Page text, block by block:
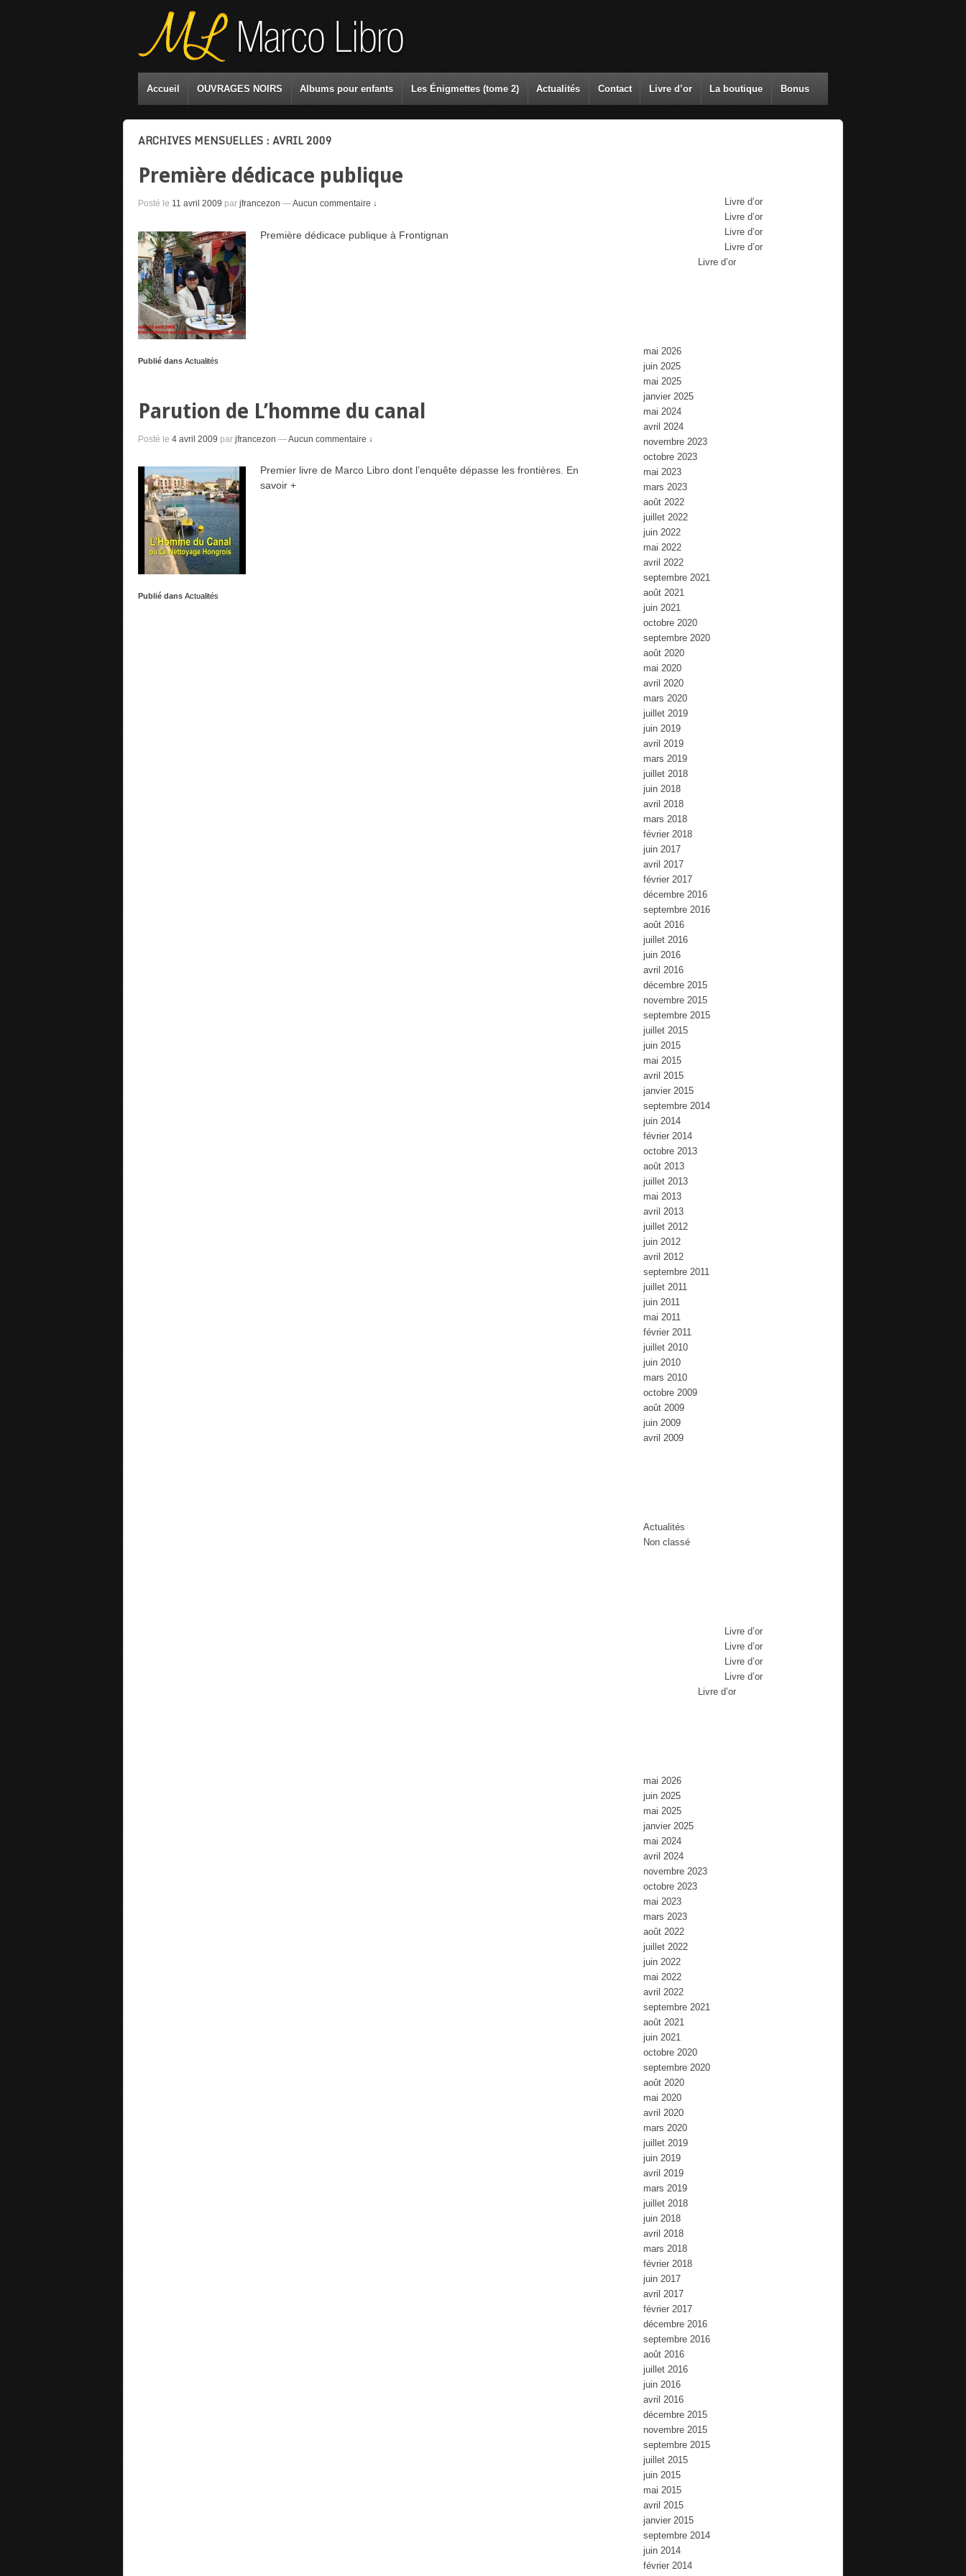
Accueil OUVRAGES NOIRS Albums pour enfants Les Énigmettes (tome 2) Actualités Contact Livre d’or La boutique Bonus
ARCHIVES MENSUELLES : AVRIL 2009
Première dédicace publique
Posté le 11 avril 2009 par jfrancezon —Aucun commentaire ↓
Première dédicace publique à Frontignan
Publié dans Actualités
Parution de L’homme du canal
Posté le 4 avril 2009 par jfrancezon —Aucun commentaire ↓
Premier livre de Marco Libro dont l’enquête dépasse les frontières. En
savoir +
Publié dans Actualités
Livre d’or
Livre d’or
Livre d’or
Livre d’or
Livre d’or
mai 2026
juin 2025
mai 2025
janvier 2025
mai 2024
avril 2024
novembre 2023
octobre 2023
mai 2023
mars 2023
août 2022
juillet 2022
juin 2022
mai 2022
avril 2022
septembre 2021
août 2021
juin 2021
octobre 2020
septembre 2020
août 2020
mai 2020
avril 2020
mars 2020
juillet 2019
juin 2019
avril 2019
mars 2019
juillet 2018
juin 2018
avril 2018
mars 2018
février 2018
juin 2017
avril 2017
février 2017
décembre 2016
septembre 2016
août 2016
juillet 2016
juin 2016
avril 2016
décembre 2015
novembre 2015
septembre 2015
juillet 2015
juin 2015
mai 2015
avril 2015
janvier 2015
septembre 2014
juin 2014
février 2014
octobre 2013
août 2013
juillet 2013
mai 2013
avril 2013
juillet 2012
juin 2012
avril 2012
septembre 2011
juillet 2011
juin 2011
mai 2011
février 2011
juillet 2010
juin 2010
mars 2010
octobre 2009
août 2009
juin 2009
avril 2009
Actualités
Non classé
Livre d’or
Livre d’or
Livre d’or
Livre d’or
Livre d’or
mai 2026
juin 2025
mai 2025
janvier 2025
mai 2024
avril 2024
novembre 2023
octobre 2023
mai 2023
mars 2023
août 2022
juillet 2022
juin 2022
mai 2022
avril 2022
septembre 2021
août 2021
juin 2021
octobre 2020
septembre 2020
août 2020
mai 2020
avril 2020
mars 2020
juillet 2019
juin 2019
avril 2019
mars 2019
juillet 2018
juin 2018
avril 2018
mars 2018
février 2018
juin 2017
avril 2017
février 2017
décembre 2016
septembre 2016
août 2016
juillet 2016
juin 2016
avril 2016
décembre 2015
novembre 2015
septembre 2015
juillet 2015
juin 2015
mai 2015
avril 2015
janvier 2015
septembre 2014
juin 2014
février 2014